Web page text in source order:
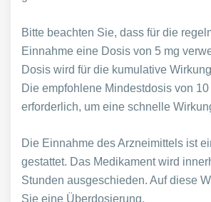
Bitte beachten Sie, dass für die
Einnahme eine Dosis von 5 mg
Dosis wird für die kumulative
Die empfohlene Mindestdosis von 10
erforderlich, um eine schnelle
Die Einnahme des Arzneimittels ist
gestattet. Das Medikament wird
Stunden ausgeschieden. Auf diese
Sie eine Überdosierung.